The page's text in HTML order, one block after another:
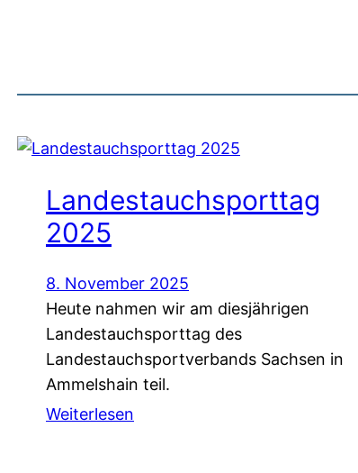
Landestauchsporttag
2025
8. November 2025
Heute nahmen wir am diesjährigen
Landestauchsporttag des
Landestauchsportverbands Sachsen in
Ammelshain teil.
Weiterlesen